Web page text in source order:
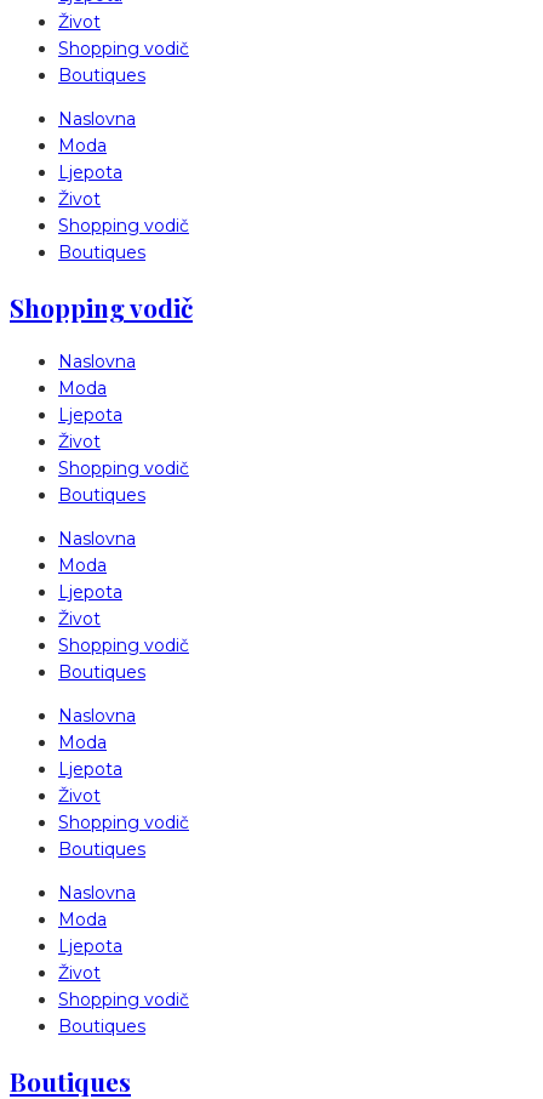
Život
Shopping vodič
Boutiques
Naslovna
Moda
Ljepota
Život
Shopping vodič
Boutiques
Shopping vodič
Naslovna
Moda
Ljepota
Život
Shopping vodič
Boutiques
Naslovna
Moda
Ljepota
Život
Shopping vodič
Boutiques
Naslovna
Moda
Ljepota
Život
Shopping vodič
Boutiques
Naslovna
Moda
Ljepota
Život
Shopping vodič
Boutiques
Boutiques